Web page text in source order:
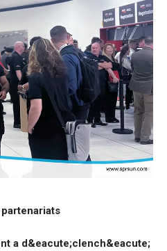
a d&eacute;clench&eacute;